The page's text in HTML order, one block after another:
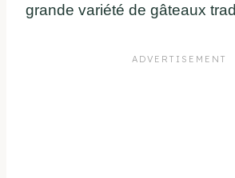
grande variété de gâteaux